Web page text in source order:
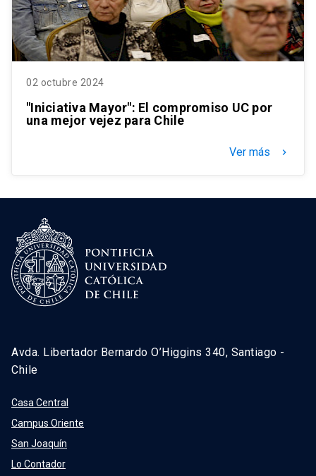
02 octubre 2024
"Iniciativa Mayor": El compromiso UC por
una mejor vejez para Chile
Ver más keyboard_arrow_right
Avda. Libertador Bernardo O’Higgins 340, Santiago -
Chile
Casa Central
Campus Oriente
San Joaquín
Lo Contador